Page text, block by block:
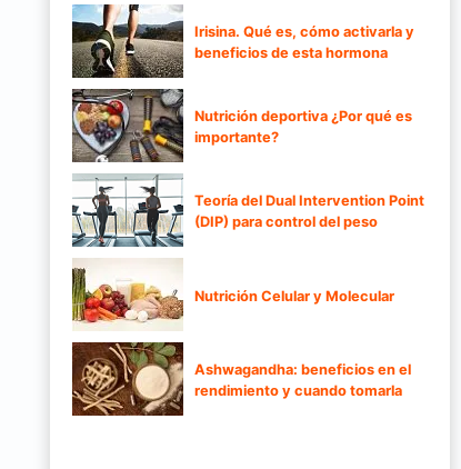
Irisina. Qué es, cómo activarla y
beneficios de esta hormona
Nutrición deportiva ¿Por qué es
importante?
Teoría del Dual Intervention Point
(DIP) para control del peso
Nutrición Celular y Molecular
Ashwagandha: beneficios en el
rendimiento y cuando tomarla